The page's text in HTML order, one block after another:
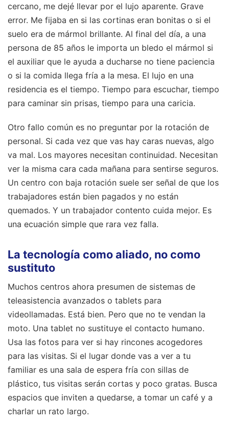
cercano, me dejé llevar por el lujo aparente. Grave
error. Me fijaba en si las cortinas eran bonitas o si el
suelo era de mármol brillante. Al final del día, a una
persona de 85 años le importa un bledo el mármol si
el auxiliar que le ayuda a ducharse no tiene paciencia
o si la comida llega fría a la mesa. El lujo en una
residencia es el tiempo. Tiempo para escuchar, tiempo
para caminar sin prisas, tiempo para una caricia.
Otro fallo común es no preguntar por la rotación de
personal. Si cada vez que vas hay caras nuevas, algo
va mal. Los mayores necesitan continuidad. Necesitan
ver la misma cara cada mañana para sentirse seguros.
Un centro con baja rotación suele ser señal de que los
trabajadores están bien pagados y no están
quemados. Y un trabajador contento cuida mejor. Es
una ecuación simple que rara vez falla.
La tecnología como aliado, no como
sustituto
Muchos centros ahora presumen de sistemas de
teleasistencia avanzados o tablets para
videollamadas. Está bien. Pero que no te vendan la
moto. Una tablet no sustituye el contacto humano.
Usa las fotos para ver si hay rincones acogedores
para las visitas. Si el lugar donde vas a ver a tu
familiar es una sala de espera fría con sillas de
plástico, tus visitas serán cortas y poco gratas. Busca
espacios que inviten a quedarse, a tomar un café y a
charlar un rato largo.